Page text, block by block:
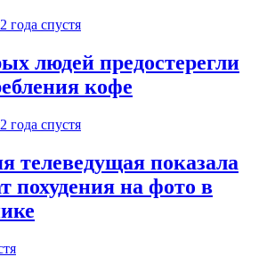
2 года спустя
людей предостерегли
кофе
2 года спустя
телеведущая показала
похудения на фото в